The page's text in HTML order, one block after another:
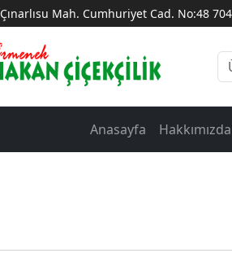
Çınarlısu Mah. Cumhuriyet Cad. No:48
Anasayfa Hakkımızda